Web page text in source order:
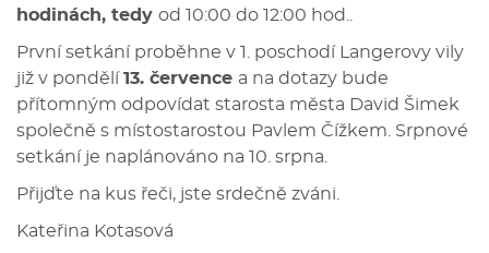
hodinách, tedy od 10:00 do 12:00 hod..
První setkání proběhne v 1. poschodí Langerovy vily
již v pondělí 13. července a na dotazy bude
přítomným odpovídat starosta města David Šimek
společně s místostarostou Pavlem Čížkem. Srpnové
setkání je naplánováno na 10. srpna.
Přijďte na kus řeči, jste srdečně zváni.
Kateřina Kotasová